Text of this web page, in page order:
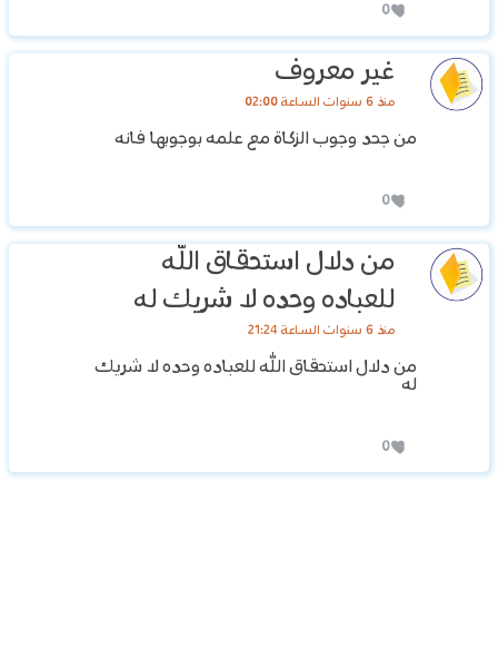
0
غير معروف
منذ 6 سنوات الساعة 02:00
من جحد وجوب الزكاة مع علمه بوجوبها فانه
0
من دلال استحقاق الله
للعباده وحده لا شريك له
منذ 6 سنوات الساعة 21:24
من دلال استحقاق الله للعباده وحده لا شريك
له
0